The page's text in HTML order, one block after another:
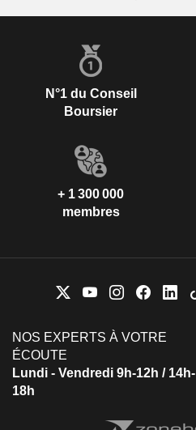
N°1 du Conseil
Boursier
+ 1 300 000
membres
NOS EXPERTS À VOTRE
ÉCOUTE
Lundi - Vendredi 9h-12h / 14h-
18h